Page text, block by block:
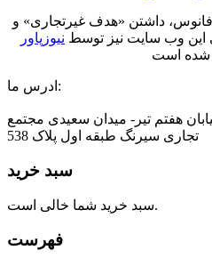
داشتن «هدف غیرتجاری» و
این وب سایت نیز توسط نیوزپاور
ادرس ما:
هفتم تیر- میدان سعیدی مجتمع
تجاری سیرنگ طبقه اول پلاک 538
سبد خرید
سبد خرید شما خالی است.
فهرست